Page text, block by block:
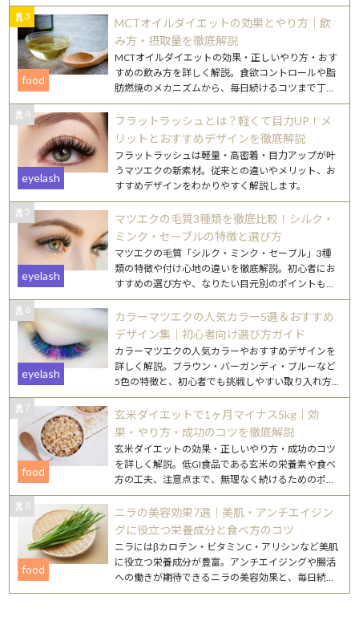
詳しく解説します。
3
MCTオイルダイエットの効果とやり方｜飲
み方・摂取量を徹底解説
food
MCTオイルダイエットの効果・正しいやり方・おす
すめの飲み方を詳しく解説。食欲コントロールや脂
肪燃焼のメカニズムから、毎日続けるコツまで丁寧
にご紹介します。
4
フラットラッシュとは？軽くて目力UP！メ
リットとおすすめデザインを徹底解説
eyelash
フラットラッシュは軽量・高密着・目力アップが叶
うマツエクの新素材。従来との違いやメリット、お
すすめデザインをわかりやすく解説します。
5
マツエクの毛質3種類を徹底比較！シルク・
ミンク・セーブルの特徴と選び方
eyelash
マツエクの毛質「シルク・ミンク・セーブル」3種
類の特徴や付け心地の違いを徹底解説。初心者にお
すすめの選び方や、なりたい目元別のポイントもご
紹介します。
6
カラーマツエクの人気カラー5選＆おすすめ
デザイン集｜初心者向け選び方ガイド
eyelash
カラーマツエクの人気カラーやおすすめデザインを
詳しく解説。ブラウン・バーガンディ・ブルーなど
5色の特徴と、初心者でも挑戦しやすい取り入れ方
を紹介します。
7
玄米ダイエットで1ヶ月マイナス5kg｜効
果・やり方・成功のコツを徹底解説
food
玄米ダイエットの効果・正しいやり方・成功のコツ
を詳しく解説。低GI食品である玄米の栄養素や食べ
方の工夫、注意点まで、無理なく続けるためのポイ
ントをまとめました。
8
ニラの美容効果7選｜美肌・アンチエイジン
グに役立つ栄養成分と食べ方のコツ
food
ニラにはβカロテン・ビタミンC・アリシンなど美肌
に役立つ栄養成分が豊富。アンチエイジングや腸活
への働きが期待できるニラの美容効果と、毎日続け
やすいレシピを詳しく紹介します。